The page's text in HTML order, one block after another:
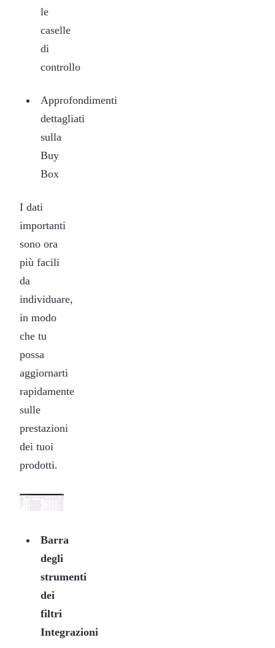
le
caselle
di
controllo
Approfondimenti
dettagliati
sulla
Buy
Box
I dati
importanti
sono ora
più facili
da
individuare,
in modo
che tu
possa
aggiornarti
rapidamente
sulle
prestazioni
dei tuoi
prodotti.
Barra
degli
strumenti
dei
filtri
Integrazioni